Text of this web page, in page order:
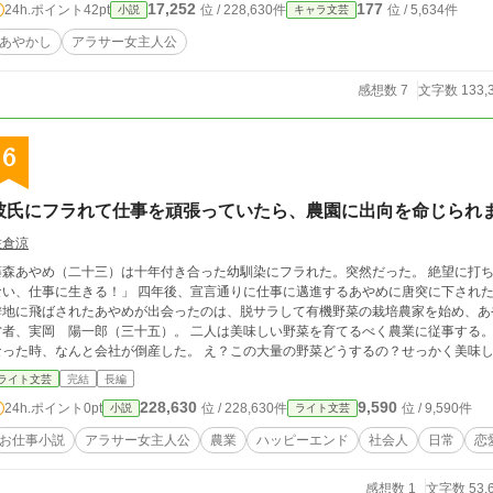
24h.ポイント 42pt 小説 17,252 位 / 228,630件 キャラ文芸 177 位 / 5,634件
あやかし アラサー女主人公
感想数 7 文字数
6
氏にフラれて仕事を頑張っていたら、農園に出向を命じられ
涼
あやめ（二十三）は十年付き合った幼馴染にフラれた。突然だった。 絶望に打
、仕事に生きる！」 四年後、宣言通りに仕事に邁進するあやめに唐突に下され
に飛ばされたあやめが出会ったのは、脱サラして有機野菜の栽培農家を始め、
者、実岡 陽一郎（三十五）。 二人は美味しい野菜を育てるべく農業に従事する
った時、なんと会社が倒産した。 え？この大量の野菜どうするの？せっかく美
け出そう！どうせ無職になったわけだし！ これは失恋の痛手を癒しつつ社会の
ラサー女子藤森あやめのお話です。 ※小説家になろうでも投稿しております
イト文芸 完結 長編
24h.ポイント 0pt 小説 228,630 位 / 228,630件 ライト文芸 9,590 位 / 9,590件
お仕事小説 アラサー女主人公 農業 ハッピーエンド 社会人 日常 恋
感想数 1 文字数